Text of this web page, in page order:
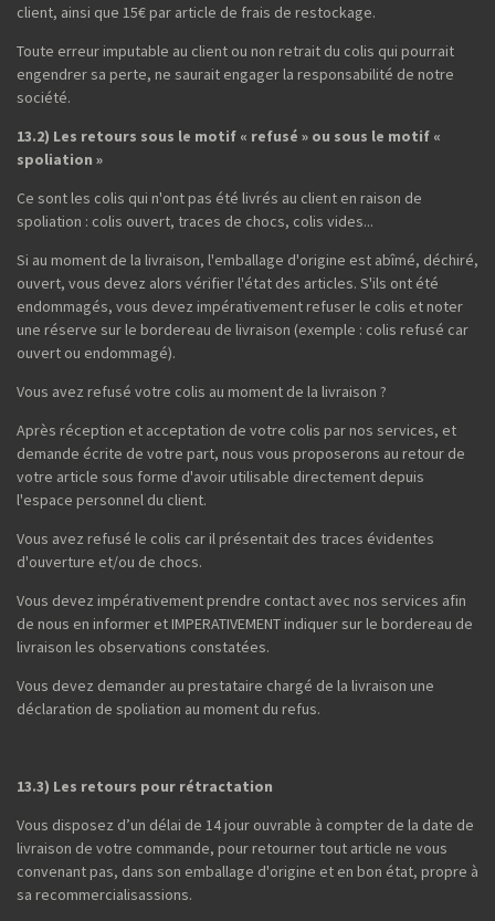
client, ainsi que 15€ par article de frais de restockage.
Toute erreur imputable au client ou non retrait du colis qui pourrait
engendrer sa perte, ne saurait engager la responsabilité de notre
société.
13.2) Les retours sous le motif « refusé » ou sous le motif «
spoliation »
Ce sont les colis qui n'ont pas été livrés au client en raison de
spoliation : colis ouvert, traces de chocs, colis vides...
Si au moment de la livraison, l'emballage d'origine est abîmé, déchiré,
ouvert, vous devez alors vérifier l'état des articles. S'ils ont été
endommagés, vous devez impérativement refuser le colis et noter
une réserve sur le bordereau de livraison (exemple : colis refusé car
ouvert ou endommagé).
Vous avez refusé votre colis au moment de la livraison ?
Après réception et acceptation de votre colis par nos services, et
demande écrite de votre part, nous vous proposerons au retour de
votre article sous forme d'avoir utilisable directement depuis
l'espace personnel du client.
Vous avez refusé le colis car il présentait des traces évidentes
d'ouverture et/ou de chocs.
Vous devez impérativement prendre contact avec nos services afin
de nous en informer et IMPERATIVEMENT indiquer sur le bordereau de
livraison les observations constatées.
Vous devez demander au prestataire chargé de la livraison une
déclaration de spoliation au moment du refus.
13.3) Les retours pour rétractation
Vous disposez d’un délai de 14 jour ouvrable à compter de la date de
livraison de votre commande, pour retourner tout article ne vous
convenant pas, dans son emballage d'origine et en bon état, propre à
sa recommercialisassions.